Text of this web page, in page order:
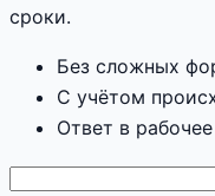
сроки.
Без сложных
С учётом
Ответ в